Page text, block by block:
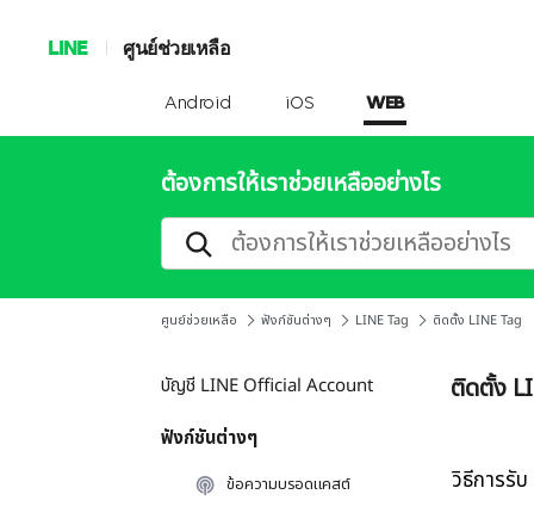
LINE ศูนย์ช่วยเหลือ
Android iOS WEB
ต้องการให้เราช่วยเหลืออย่างไร
ศูนย์ช่วยเหลือ ฟังก์ชันต่างๆ LINE Tag ติดตั้ง LINE Tag
บัญชี LINE Official Account
ฟังก์ชันต่างๆ
ข้อความบรอดแคสต์
ติดตั้ง
วิธีการรั